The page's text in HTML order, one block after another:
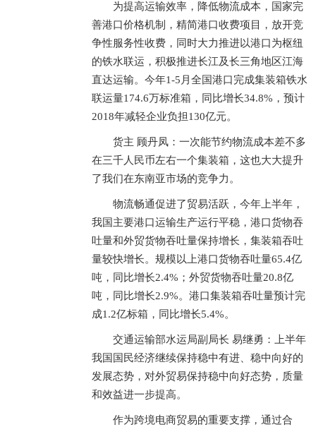
为提高运输效率，降低物流成本，国家完
善港口价格机制，精简港口收费项目，放开竞
争性服务性收费，同时大力推进以港口为枢纽
的铁水联运，积极推进长江及长三角地区江海
直达运输。今年1-5月全国港口完成集装箱铁水
联运量174.6万标准箱，同比增长34.8%，预计
2018年减轻企业负担130亿元。
货主 顾丹凤：一次能节约物流成本差不多
在三千人民币左右一个集装箱，这也大大提升
了我们在东南亚市场的竞争力。
物流畅通促进了贸易活跃，今年上半年，
我国主要港口运输生产运行平稳，港口货物吞
吐量和外贸货物吞吐量保持增长，集装箱吞吐
量较快增长。规模以上港口货物吞吐量65.4亿
吨，同比增长2.4%；外贸货物吞吐量20.8亿
吨，同比增长2.9%。港口集装箱吞吐量预计完
成1.2亿标箱，同比增长5.4%。
交通运输部水运局副局长 易继勇：上半年
我国国民经济继续保持稳中有进、稳中向好的
发展态势，对外贸易保持稳中向好态势，质量
和效益进一步提高。
作为跨境电商贸易的重要支撑，通过合